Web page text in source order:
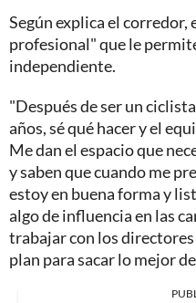
Según explica el corredor,
profesional" que le
independiente.
"Después de ser un
años, sé qué hacer y el
Me dan el espacio que
y saben que cuando me
estoy en buena forma y
algo de influencia en las
trabajar con los
plan para sacar lo mejor de